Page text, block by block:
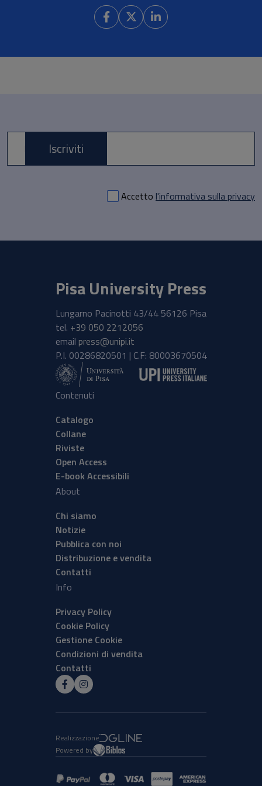
E-mail *
Accetto l'informativa sulla privacy
Iscriviti
Pisa University Press
Lungarno Pacinotti 43/44 56126 Pisa
tel. +39 050 2212056
email press@unipi.it
P.I. 00286820501 | C.F: 80003670504
Contenuti
Catalogo
Collane
Riviste
Open Access
E-book Accessibili
About
Chi siamo
Notizie
Pubblica con noi
Distribuzione e vendita
Contatti
Info
Privacy Policy
Cookie Policy
Gestione Cookie
Condizioni di vendita
Contatti
Realizzazione
Powered by